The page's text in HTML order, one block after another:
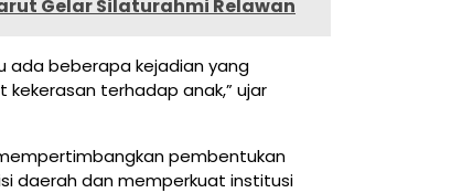
Gelar Silaturahmi Relawan
ada beberapa kejadian yang
kekerasan terhadap anak,” ujar
pembentukan
daerah dan memperkuat institusi